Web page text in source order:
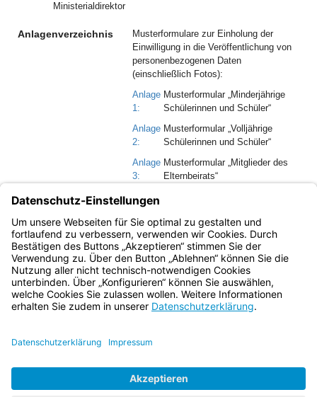
Ministerialdirektor
Anlagenverzeichnis
Musterformulare zur Einholung der
Einwilligung in die Veröffentlichung von
personenbezogenen Daten
(einschließlich Fotos):
Anlage
1:
Musterformular „Minderjährige
Schülerinnen und Schüler“
Anlage
2:
Musterformular „Volljährige
Schülerinnen und Schüler“
Anlage
3:
Musterformular „Mitglieder des
Elternbeirats“
Anlage
Personal“
Bayern.de
BayernPortal
Impressum